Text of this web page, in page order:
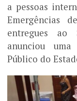
a pessoas
Emergências
entregues ao
anunciou
Público do